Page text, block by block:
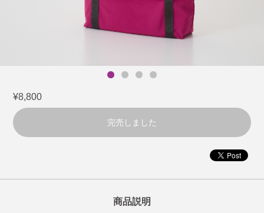
¥8,800
完売しました
商品説明